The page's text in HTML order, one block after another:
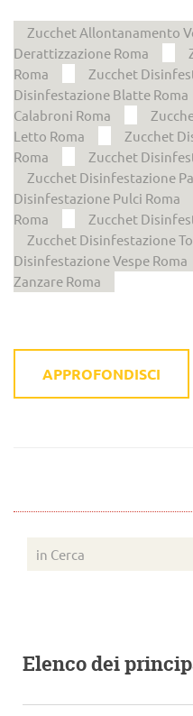
Zucchet Allontanamento
Derattizzazione Roma
Roma
Zucchet
Disinfestazione Blatte Roma
Calabroni Roma
Letto Roma
Zucchet
Roma
Zucchet
Zucchet Disinfestazione
Disinfestazione Pulci Roma
Roma
Zucchet
Zucchet Disinfestazione
Disinfestazione Vespe Roma
Zanzare Roma
APPROFONDISCI
Elenco dei